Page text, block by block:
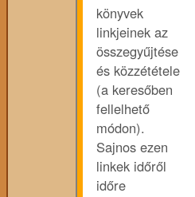
könyvek
linkjeinek az
összegyűjtése
és közzététele
(a keresőben
fellelhető
módon).
Sajnos ezen
linkek időről
időre